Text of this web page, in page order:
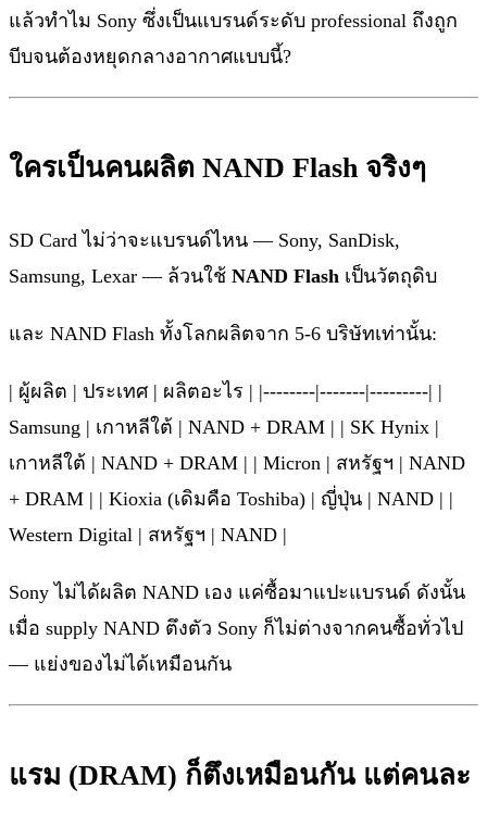
แล้วทำไม Sony ซึ่งเป็นแบรนด์ระดับ professional ถึงถูก
บีบจนต้องหยุดกลางอากาศแบบนี้?
ใครเป็นคนผลิต NAND Flash จริงๆ
SD Card ไม่ว่าจะแบรนด์ไหน — Sony, SanDisk,
Samsung, Lexar — ล้วนใช้ NAND Flash เป็นวัตถุดิบ
และ NAND Flash ทั้งโลกผลิตจาก 5-6 บริษัทเท่านั้น:
| ผู้ผลิต | ประเทศ | ผลิตอะไร | |--------|-------|---------| |
Samsung | เกาหลีใต้ | NAND + DRAM | | SK Hynix |
เกาหลีใต้ | NAND + DRAM | | Micron | สหรัฐฯ | NAND
+ DRAM | | Kioxia (เดิมคือ Toshiba) | ญี่ปุ่น | NAND | |
Western Digital | สหรัฐฯ | NAND |
Sony ไม่ได้ผลิต NAND เอง แค่ซื้อมาแปะแบรนด์ ดังนั้น
เมื่อ supply NAND ตึงตัว Sony ก็ไม่ต่างจากคนซื้อทั่วไป
— แย่งของไม่ได้เหมือนกัน
แรม (DRAM) ก็ตึงเหมือนกัน แต่คนละ